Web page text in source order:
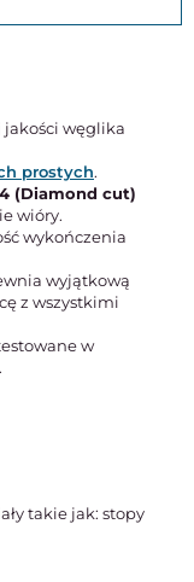
jakości węglika
prostych.
(Diamond cut)
wióry.
wykończenia
wyjątkową
z wszystkimi
w
takie jak: stopy